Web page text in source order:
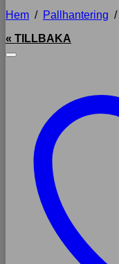
Hem / Pallhantering /
« TILLBAKA